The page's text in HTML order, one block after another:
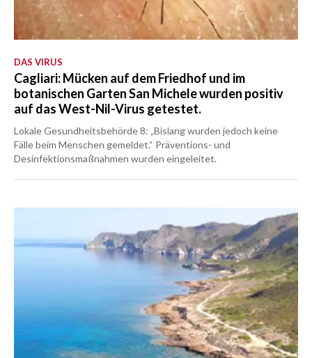
DAS VIRUS
Cagliari: Mücken auf dem Friedhof und im
botanischen Garten San Michele wurden positiv
auf das West-Nil-Virus getestet.
Lokale Gesundheitsbehörde 8: „Bislang wurden jedoch keine
Fälle beim Menschen gemeldet.“ Präventions- und
Desinfektionsmaßnahmen wurden eingeleitet.